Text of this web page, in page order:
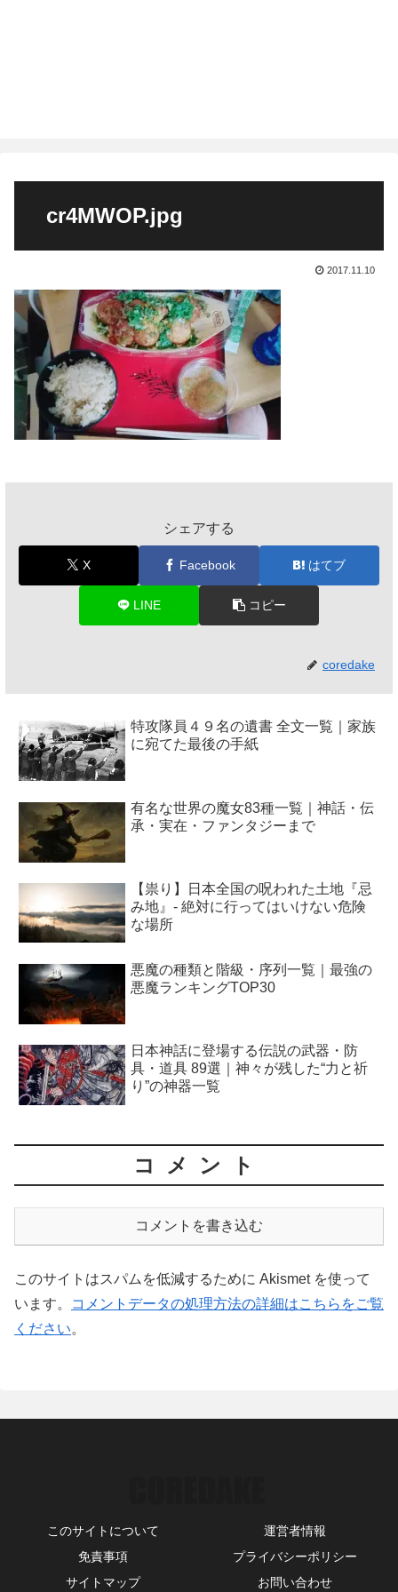
cr4MWOP.jpg
2017.11.10
シェアする
X Facebook はてブ
LINE コピー
coredake
特攻隊員４９名の遺書 全文一覧｜家族
に宛てた最後の手紙
有名な世界の魔女83種一覧｜神話・伝
承・実在・ファンタジーまで
【祟り】日本全国の呪われた土地『忌
み地』- 絶対に行ってはいけない危険
な場所
悪魔の種類と階級・序列一覧｜最強の
悪魔ランキングTOP30
日本神話に登場する伝説の武器・防
具・道具 89選｜神々が残した“力と祈
り”の神器一覧
コメント
コメントを書き込む
このサイトはスパムを低減するために Akismet を使って
います。
コメントデータの処理方法の詳細はこちらをご覧
ください。
このサイトについて
運営者情報
免責事項
プライバシーポリシー
サイトマップ
お問い合わせ